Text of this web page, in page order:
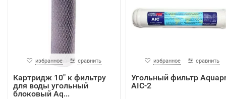
избранное сравнить
Картридж 10" к фильтру
для воды угольный
блоковый Aq...
избранное сравнить
Угольный фильтр
AIC-2